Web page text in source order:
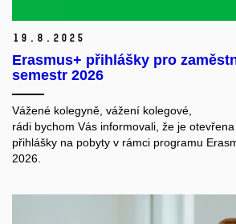
19. 8. 2025
Erasmus+ přihlášky pro
semestr 2026
Vážené kolegyně, vážení kolegové,
rádi bychom Vás informovali, že je
přihlášky na pobyty v rámci programu
2026.